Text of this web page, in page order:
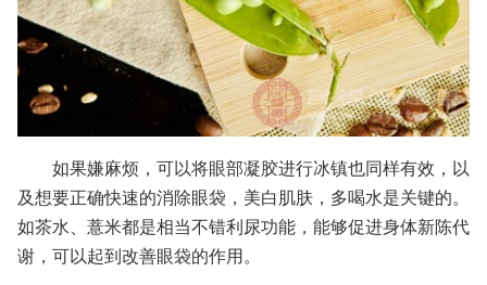
如果嫌麻烦，可以将眼部凝胶进行冰镇也同样有效，以
及想要正确快速的消除眼袋，美白肌肤，多喝水是关键的。
如茶水、薏米都是相当不错利尿功能，能够促进身体新陈代
谢，可以起到改善眼袋的作用。